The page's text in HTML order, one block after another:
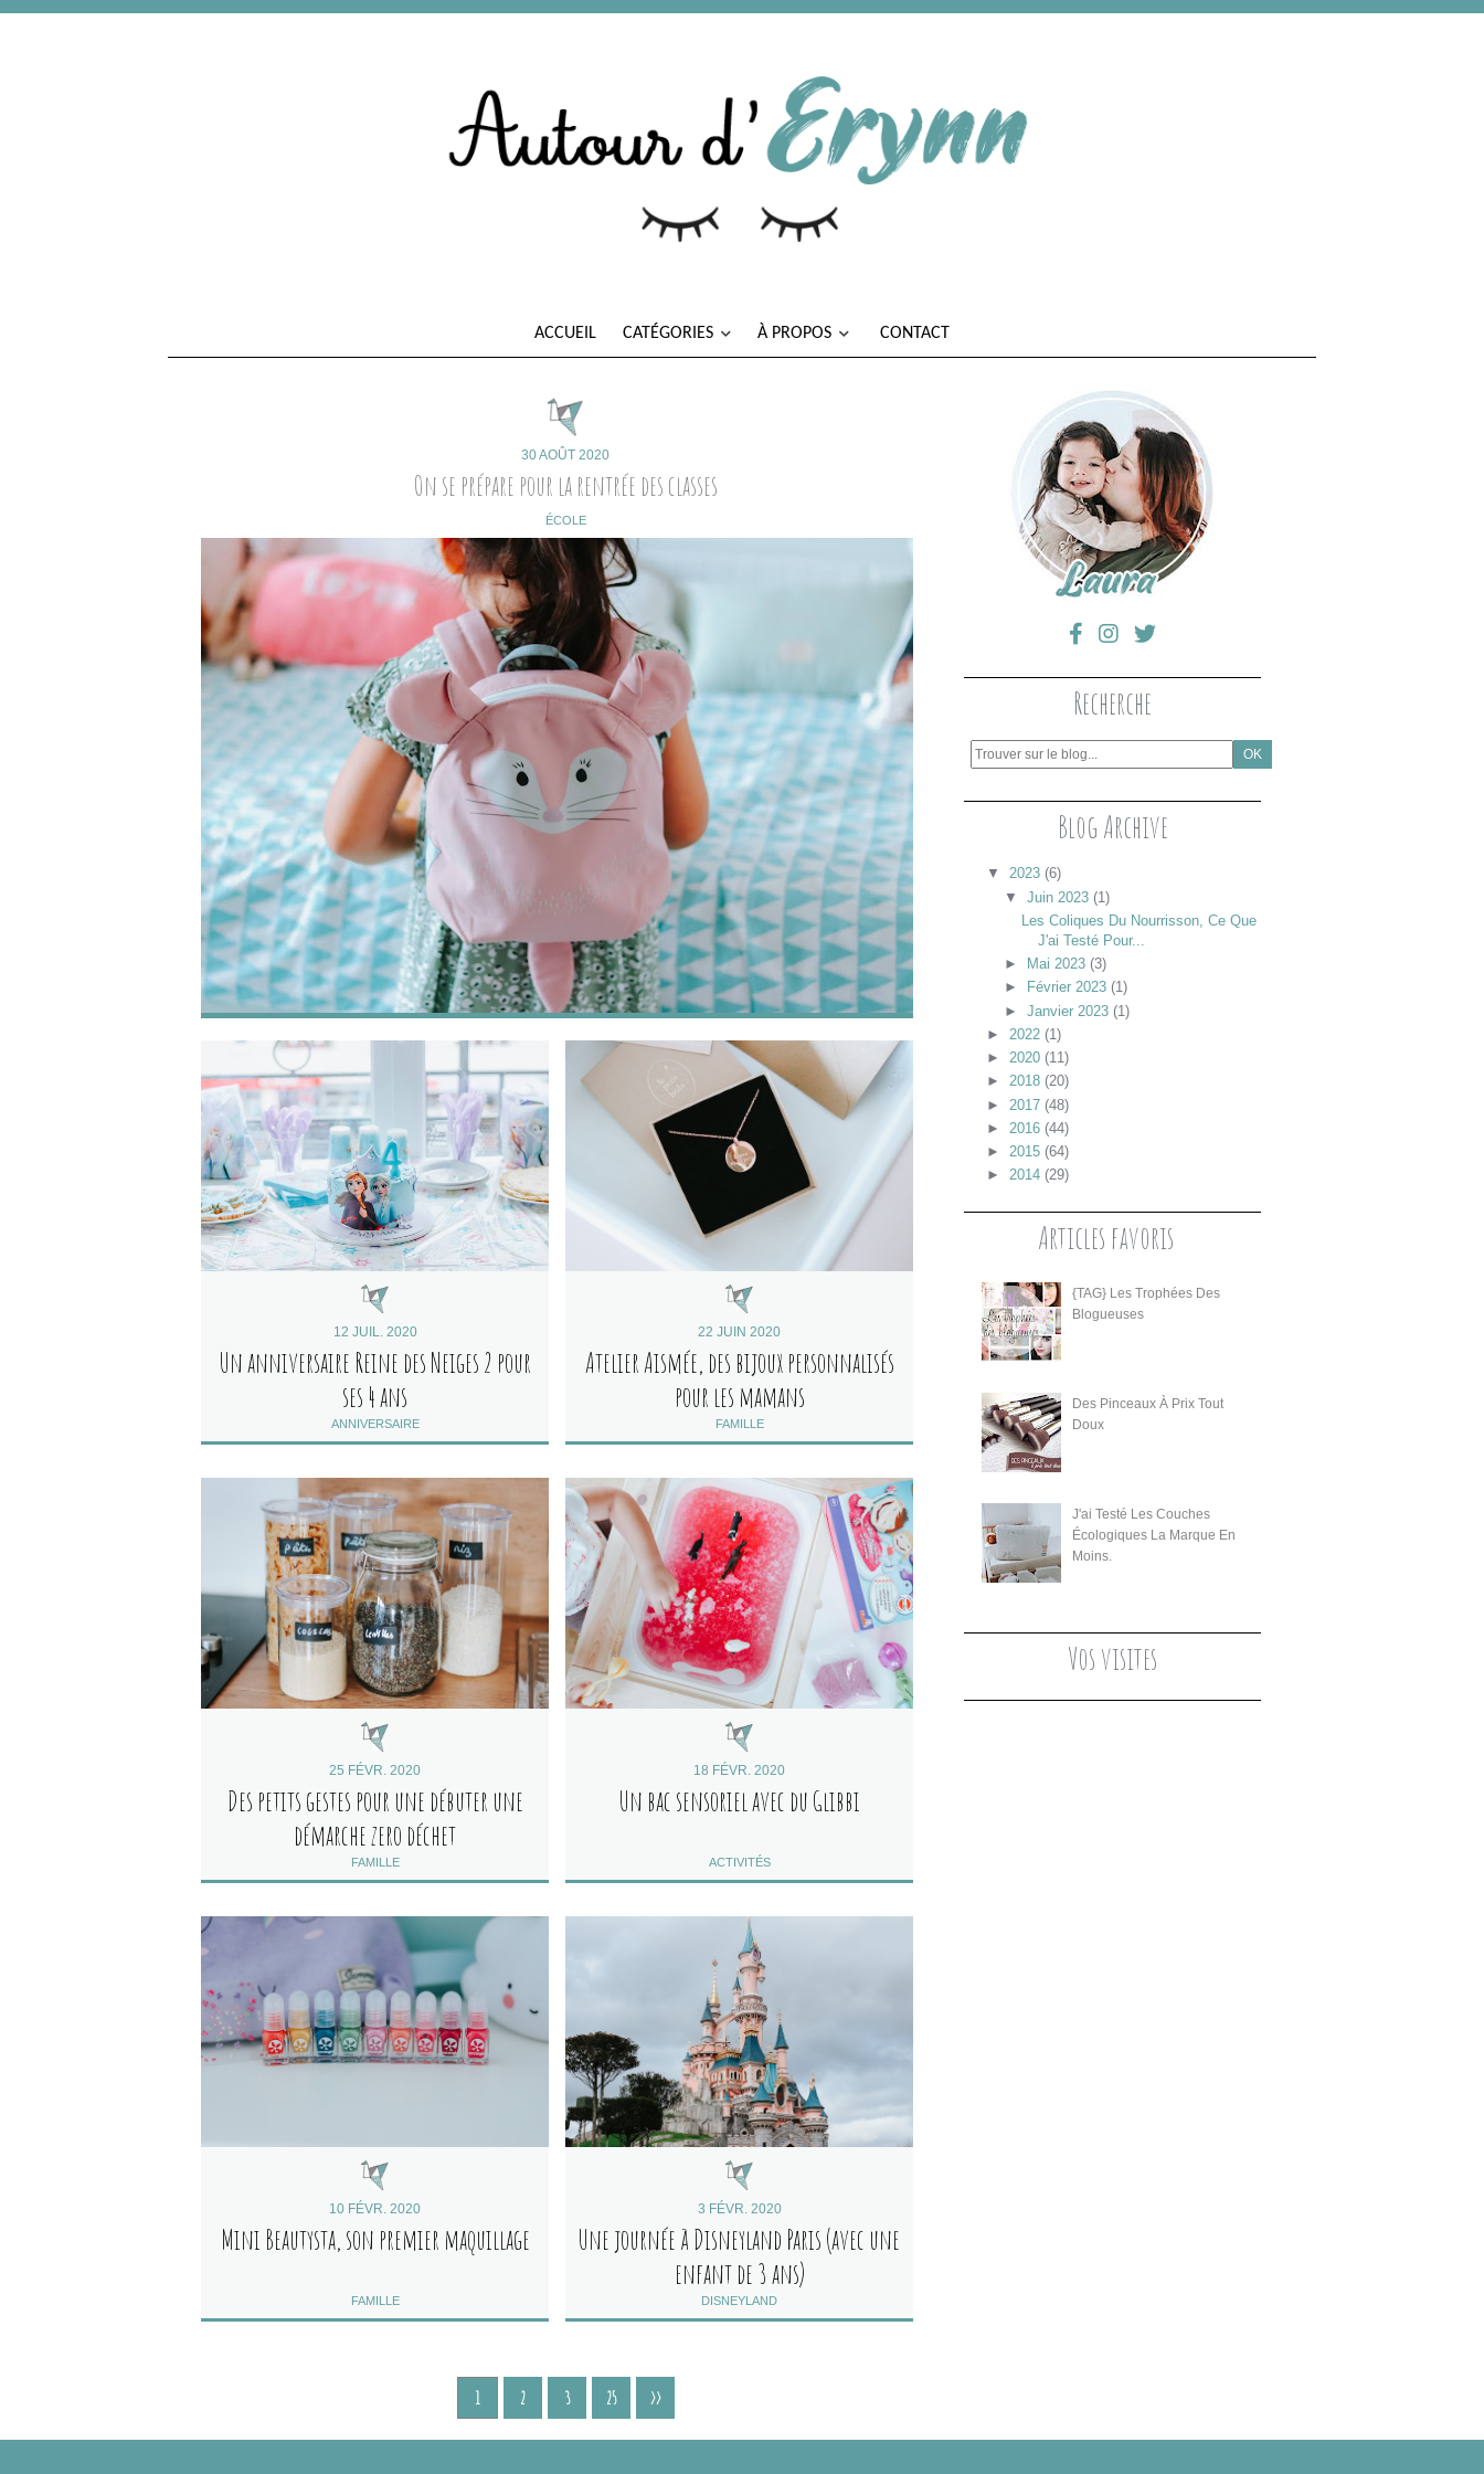
ACCUEIL CATÉGORIES À PROPOS CONTACT
30 AOÛT 2020
On se prépare pour la rentrée des classes
ÉCOLE
12 JUIL. 2020
Un anniversaire Reine des Neiges 2 pour
ses 4 ans
ANNIVERSAIRE
22 JUIN 2020
Atelier Aismée, des bijoux personnalisés
pour les mamans
FAMILLE
25 FÉVR. 2020
Des petits gestes pour une débuter une
démarche zero déchet
FAMILLE
18 FÉVR. 2020
Un bac sensoriel avec du Glibbi
ACTIVITÉS
10 FÉVR. 2020
Mini Beautysta, son premier maquillage
FAMILLE
3 FÉVR. 2020
Une journée à Disneyland Paris (avec une
enfant de 3 ans)
DISNEYLAND
1 2 3 25 >>
Recherche
Blog Archive
▼ 2023 (6)
▼
Juin 2023 (1)
Les Coliques Du Nourrisson, Ce Que
J'ai Testé Pour...
►
Mai 2023 (3)
►
Février 2023 (1)
► Janvier 2023 (1)
► 2022 (1)
► 2020 (11)
► 2018 (20)
► 2017 (48)
► 2016 (44)
► 2015 (64)
► 2014 (29)
Articles favoris
{TAG} Les Trophées Des
Blogueuses
Des Pinceaux À Prix Tout
Doux
J'ai Testé Les Couches
Écologiques La Marque En
Moins.
Vos visites